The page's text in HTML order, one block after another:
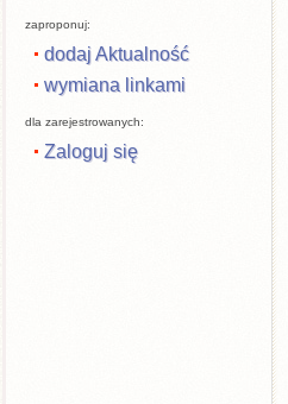
zaproponuj:
dodaj Aktualność
wymiana linkami
dla zarejestrowanych:
Zaloguj się